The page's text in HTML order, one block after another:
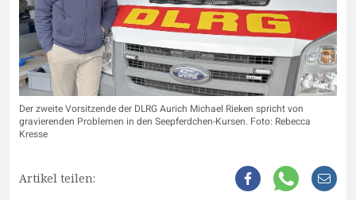
Der zweite Vorsitzende der DLRG Aurich Michael Rieken spricht von
gravierenden Problemen in den Seepferdchen-Kursen. Foto: Rebecca
Kresse
Artikel teilen: